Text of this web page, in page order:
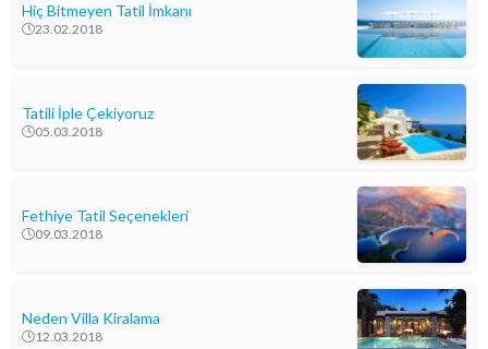
Hiç Bitmeyen Tatil İmkanı
23.02.2018
Tatili İple Çekiyoruz
05.03.2018
Fethiye Tatil Seçenekleri
09.03.2018
Neden Villa Kiralama
12.03.2018